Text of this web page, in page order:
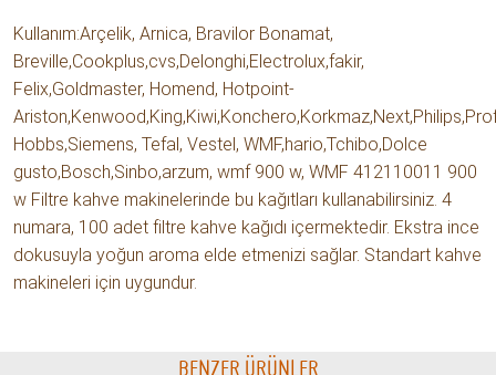
Kullanım:Arçelik, Arnica, Bravilor Bonamat,
Breville,Cookplus,cvs,Delonghi,Electrolux,fakir,
Felix,Goldmaster, Homend, Hotpoint-
Hobbs,Siemens, Tefal, Vestel, WMF,hario,Tchibo,Dolce
gusto,Bosch,Sinbo,arzum, wmf 900 w, WMF 412110011 900
w Filtre kahve makinelerinde bu kağıtları kullanabilirsiniz. 4
numara, 100 adet filtre kahve kağıdı içermektedir. Ekstra ince
dokusuyla yoğun aroma elde etmenizi sağlar. Standart kahve
makineleri için uygundur.
BENZER ÜRÜNLER